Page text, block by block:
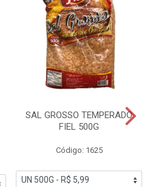
SAL GROSSO TEMPERADO
FIEL 500G
Código: 1625